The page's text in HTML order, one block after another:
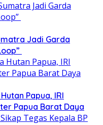
Jadi Garda
Papua, IRI
Papua Barat Daya